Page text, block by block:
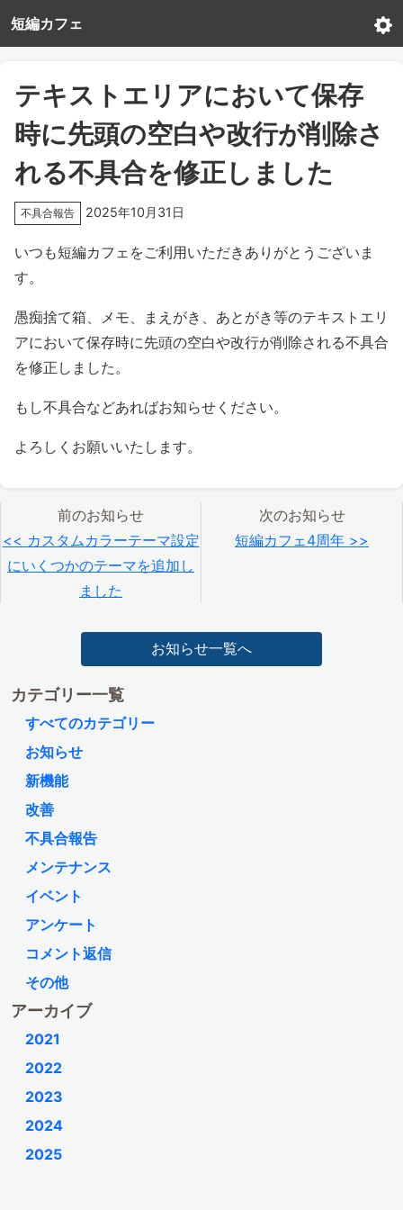
短編カフェ
テキストエリアにおいて保存
時に先頭の空白や改行が削除さ
れる不具合を修正しました
不具合報告 2025年10月31日
いつも短編カフェをご利用いただきありがとうございま
す。
愚痴捨て箱、メモ、まえがき、あとがき等のテキストエリ
アにおいて保存時に先頭の空白や改行が削除される不具合
を修正しました。
もし不具合などあればお知らせください。
よろしくお願いいたします。
前のお知らせ
<< カスタムカラーテーマ設定
にいくつかのテーマを追加し
ました
次のお知らせ
短編カフェ4周年 >>
お知らせ一覧へ
カテゴリー一覧
すべてのカテゴリー
お知らせ
新機能
改善
不具合報告
メンテナンス
イベント
アンケート
コメント返信
その他
アーカイブ
2021
2022
2023
2024
2025